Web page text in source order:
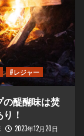
#レジャー
の醍醐味は焚
！
2023年12月20日